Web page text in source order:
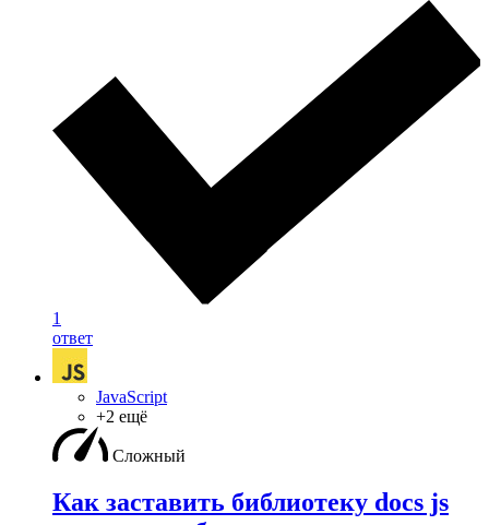
1
ответ
JavaScript
+2 ещё
Сложный
Как заставить библиотеку docs js